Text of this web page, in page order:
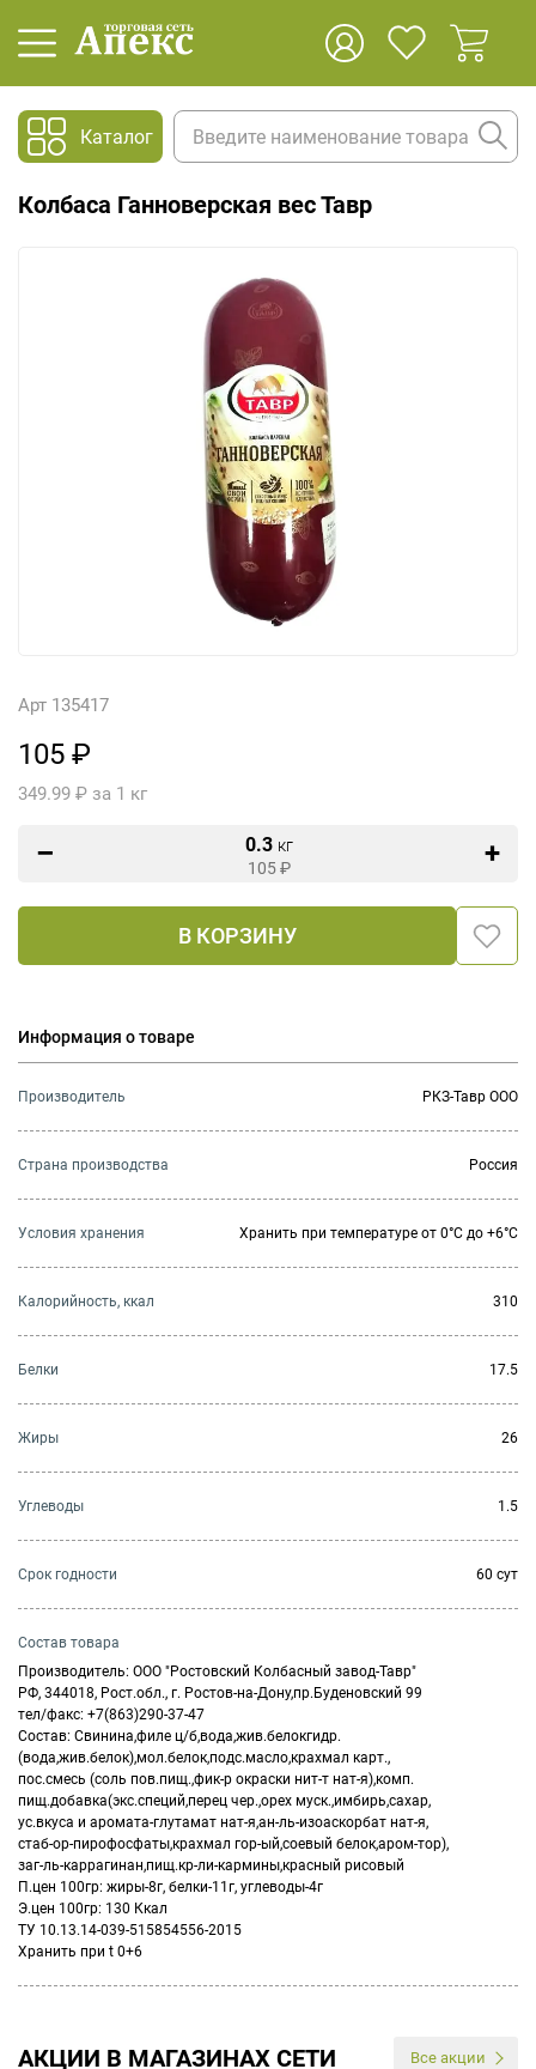
Каталог
Колбаса Ганноверская вес Тавр
Арт 135417
105 ₽
349.99 ₽ за 1 кг
0.3 кг
105₽
В КОРЗИНУ
Информация о товаре
Производитель РКЗ-Тавр ООО
Страна производства Россия
Условия хранения Хранить при температуре от 0°С до +6°С
Калорийность, ккал 310
Белки 17.5
Жиры 26
Углеводы 1.5
Cрок годности 60 сут
Состав товара
Производитель: ООО "Ростовский Колбасный завод-Тавр"
РФ, 344018, Рост.обл., г. Ростов-на-Дону,пр.Буденовский 99
тел/факс: +7(863)290-37-47
Состав: Свинина,филе ц/б,вода,жив.белокгидр.
(вода,жив.белок),мол.белок,подс.масло,крахмал карт.,
пос.смесь (соль пов.пищ.,фик-р окраски нит-т нат-я),комп.
пищ.добавка(экс.специй,перец чер.,орех муск.,имбирь,сахар,
ус.вкуса и аромата-глутамат нат-я,ан-ль-изоаскорбат нат-я,
стаб-ор-пирофосфаты,крахмал гор-ый,соевый белок,аром-тор),
заг-ль-каррагинан,пищ.кр-ли-кармины,красный рисовый
П.цен 100гр: жиры-8г, белки-11г, углеводы-4г
Э.цен 100гр: 130 Ккал
ТУ 10.13.14-039-515854556-2015
Хранить при t 0+6
АКЦИИ В МАГАЗИНАХ СЕТИ Все акции